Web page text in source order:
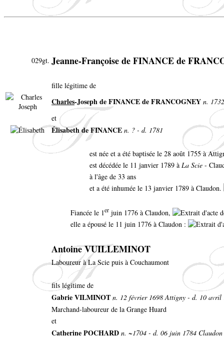
029gt. Jeanne-Françoise de FINANCE de
fille légitime de
Charles-Joseph de FINANCE de FRANCOGNEY n.
et
Élisabeth de FINANCE n. ? - d. 1781
est née et a été baptisée le 28 août 1755 à
est décédée le 11 janvier 1789 à La Scie -
à l'âge de 33 ans
et a été inhumée le 13 janvier 1789 à Claudon.
Fiancée le 1er juin 1776 à Claudon,
elle a épousé le 11 juin 1776 à Claudon :
Antoine VUILLEMINOT
Laboureur à La Scie puis à Couchaumont
fils légitime de
Gabrie VILMINOT n. 12 février 1698 Attigny - d. 10 avril
Marchand-laboureur de la Grange Huard
et
Catherine POCHARD n. ~1704 - d. 06 juin 1784 Claudon